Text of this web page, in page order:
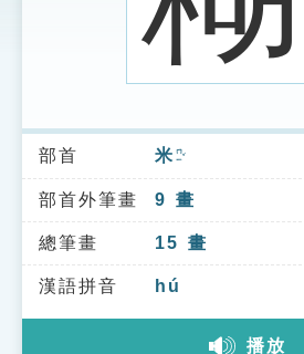
索引選單
知識索引
單字索引
生命大百科索引
部首 米 ㄇㄧˇ
部首外筆畫 9 畫
總筆畫 15 畫
漢語拼音 hú
播放